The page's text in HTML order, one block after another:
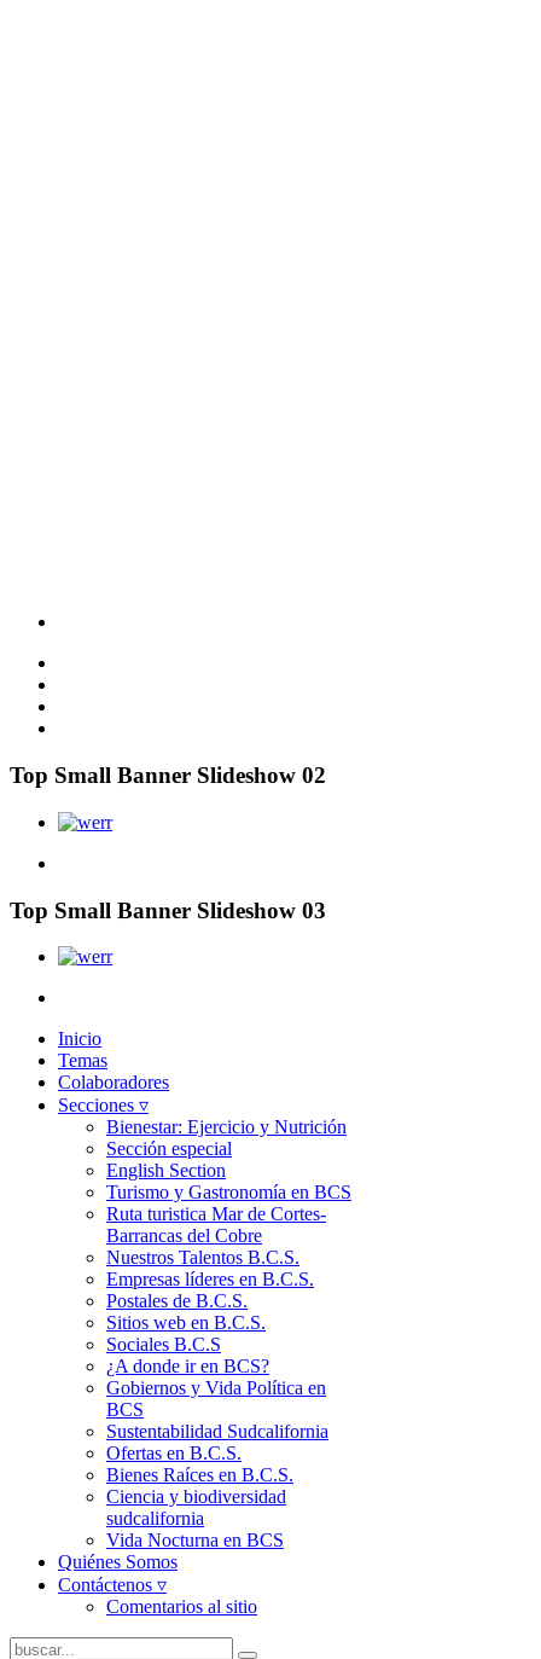
Top Small Banner Slideshow 02
Top Small Banner Slideshow 03
Inicio
Temas
Colaboradores
Secciones ▿
Bienestar: Ejercicio y Nutrición
Sección especial
English Section
Turismo y Gastronomía en BCS
Ruta turistica Mar de Cortes-
Barrancas del Cobre
Nuestros Talentos B.C.S.
Empresas líderes en B.C.S.
Postales de B.C.S.
Sitios web en B.C.S.
Sociales B.C.S
¿A donde ir en BCS?
Gobiernos y Vida Política en
BCS
Sustentabilidad Sudcalifornia
Ofertas en B.C.S.
Bienes Raíces en B.C.S.
Ciencia y biodiversidad
sudcalifornia
Vida Nocturna en BCS
Quiénes Somos
Contáctenos ▿
Comentarios al sitio